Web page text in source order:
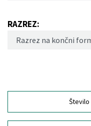
RAZREZ:
Število